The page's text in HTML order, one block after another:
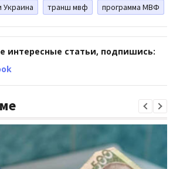
транш мвф программа МВФ
интересные статьи, подпишись: